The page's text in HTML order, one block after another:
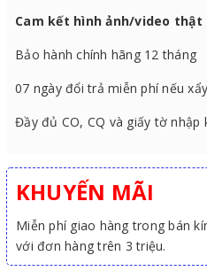
Cam kết hình ảnh/video thật
Bảo hành chính hãng 12 tháng
07 ngày đổi trả miễn phí nếu
Đầy đủ CO, CQ và giấy tờ nhập
KHUYẾN MÃI
Miễn phí giao hàng trong bán
với đơn hàng trên 3 triệu.